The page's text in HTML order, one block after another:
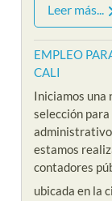
Leer más...
EMPLEO
CALI
Iniciamos una
selección
administrativo
estamos
contadores
ubicada en la